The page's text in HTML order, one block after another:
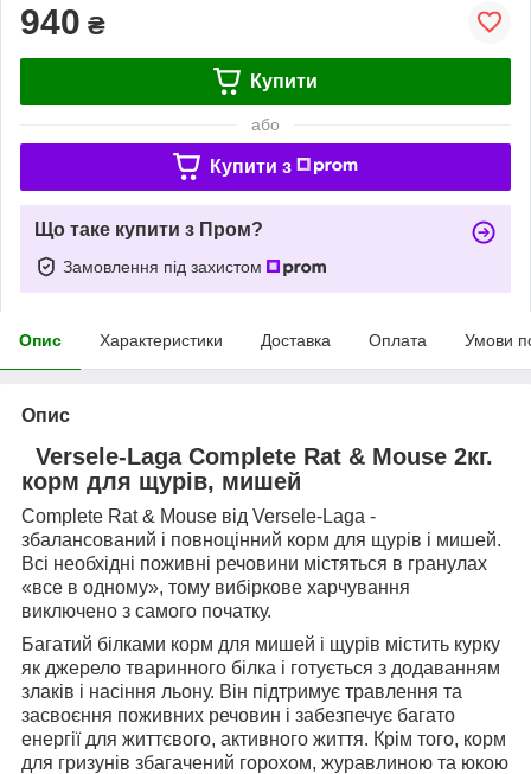
940 ₴
Купити
або
Купити з
Що таке купити з Пром?
Замовлення під захистом
Опис Характеристики Доставка Оплата Умови
Опис
Versele-Laga Complete Rat & Mouse 2кг.
корм для щурів, мишей
Complete Rat & Mouse від Versele-Laga -
збалансований і повноцінний корм для щурів і мишей.
Всі необхідні поживні речовини містяться в гранулах
«все в одному», тому вибіркове харчування
виключено з самого початку.
Багатий білками корм для мишей і щурів містить курку
як джерело тваринного білка і готується з додаванням
злаків і насіння льону. Він підтримує травлення та
засвоєння поживних речовин і забезпечує багато
енергії для життєвого, активного життя. Крім того, корм
для гризунів збагачений горохом, журавлиною та юкою